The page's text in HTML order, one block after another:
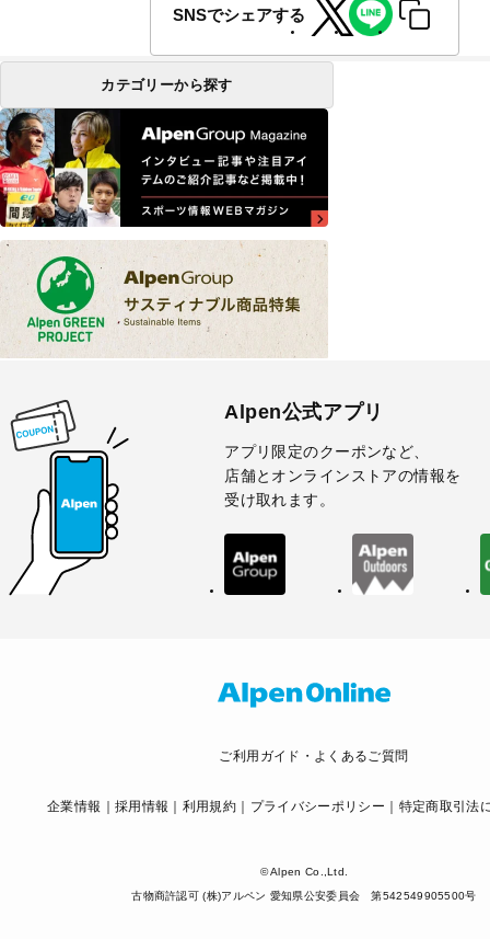
SNSでシェアする
カテゴリーから探す
Alpen公式アプリ
アプリ限定のクーポンなど、
店舗とオンラインストアの情報を
受け取れます。
ご利用ガイド・よくあるご質問
企業情報 採用情報 利用規約 プライバシーポリシー 特定商取引法
© Alpen Co.,Ltd.
古物商許認可 (株)アルペン 愛知県公安委員会 第542549905500号